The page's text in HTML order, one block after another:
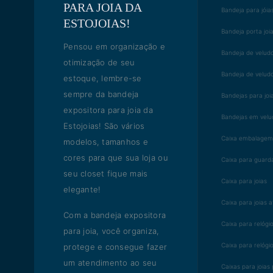
PARA JOIA DA
ESTOJOIAS!
Pensou em organização e
otimização de seu
estoque, lembre-se
sempre da bandeja
expositora para joia da
Estojoias! São vários
modelos, tamanhos e
cores para que sua loja ou
seu closet fique mais
elegante!
Com a bandeja expositora
para joia, você organiza,
protege e consegue fazer
um atendimento ao seu
Bandeja para
Bandeja porta
Bandeja de
Bandeja de
Bandejas para
Bandejas em
Caixa
Caixa para
Caixa para joias
Caixa para joias
Caixa para
Caixa para
Caixas para joias